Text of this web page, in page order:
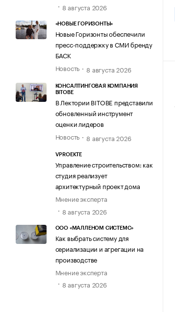
8 августа 2026
«НОВЫЕ ГОРИЗОНТЫ»
Новые Горизонты обеспечили
пресс-поддержку в СМИ бренду
БАСК
Новость
8 августа 2026
КОНСАЛТИНГОВАЯ КОМПАНИЯ
BITOBE
В Лектории BITOBE представили
обновленный инструмент
оценки лидеров
Новость
8 августа 2026
VPROEKTE
Управление строительством: как
студия реализует
архитектурный проект дома
Мнение эксперта
8 августа 2026
ООО «МАЛЛЕНОМ СИСТЕМС»
Как выбрать систему для
сериализации и агрегации на
производстве
Мнение эксперта
8 августа 2026